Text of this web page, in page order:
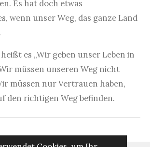
Es hat doch etwas
wenn unser Weg, das ganze Land
es „Wir geben unser Leben in
müssen unseren Weg nicht
müssen nur Vertrauen haben,
den richtigen Weg befinden.